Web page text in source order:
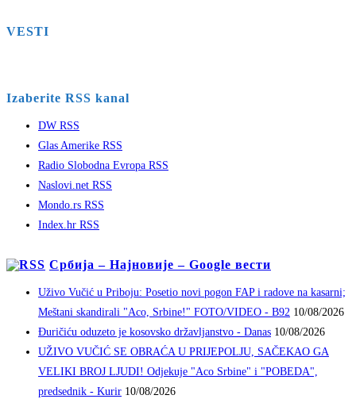
VESTI
Izaberite RSS kanal
DW RSS
Glas Amerike RSS
Radio Slobodna Evropa RSS
Naslovi.net RSS
Mondo.rs RSS
Index.hr RSS
Србија – Најновије – Google вести
Uživo Vučić u Priboju: Posetio novi pogon FAP i radove na kasarni;
Meštani skandirali "Aco, Srbine!" FOTO/VIDEO - B92 10/08/2026
Đuričiću oduzeto je kosovsko državljanstvo - Danas 10/08/2026
UŽIVO VUČIĆ SE OBRAĆA U PRIJEPOLJU, SAČEKAO GA
VELIKI BROJ LJUDI! Odjekuje "Aco Srbine" i "POBEDA",
predsednik - Kurir 10/08/2026